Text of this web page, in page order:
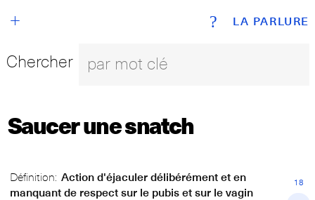
LA PARLURE
+ ?
Chercher
Saucer une snatch
Définition: Action d'éjaculer délibérément et en
manquant de respect sur le pubis et sur le vagin
18